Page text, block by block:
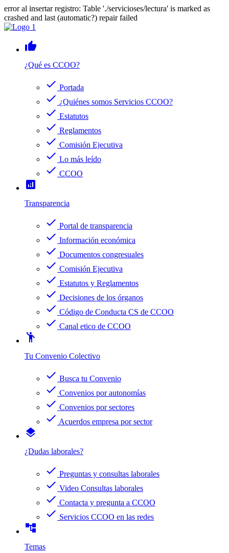
error al insertar registro: Table './servicioses/lectura' is marked as
crashed and last (automatic?) repair failed
thumb_up
¿Qué es CCOO?
check Portada
check ¿Quiénes somos Servicios CCOO?
check Estatutos
check Reglamentos
check Comisión Ejecutiva
check Lo más leído
check CCOO
analytics
Transparencia
check Portal de transparencia
check Información económica
check Documentos congresuales
check Comisión Ejecutiva
check Estatutos y Reglamentos
check Decisiones de los órganos
check Código de Conducta CS de CCOO
check Canal etico de CCOO
emoji_people
Tu Convenio Colectivo
check Busca tu Convenio
check Convenios por autonomías
check Convenios por sectores
check Acuerdos empresa por sector
layers
¿Dudas laborales?
check Preguntas y consultas laborales
check Video Consultas laborales
check Contacta y pregunta a CCOO
check Servicios CCOO en las redes
account_tree
Temas